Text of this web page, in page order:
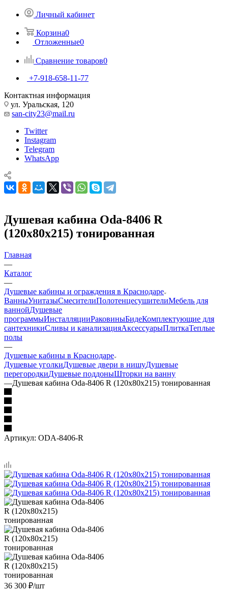
Личный кабинет
Корзина0
Отложенные0
Сравнение товаров0
+7-918-658-11-77
Контактная информация
ул. Уральская, 120
san-city23@mail.ru
Twitter
Instagram
Telegram
WhatsApp
Душевая кабина Oda-8406 R
(120х80х215) тонированная
Главная
—
Каталог
—
Душевые кабины и ограждения в Краснодаре
ВанныУнитазыСмесителиПолотенцесушителиМебель для
ваннойДушевые
программыИнсталляцииРаковиныБидеКомплектующие для
сантехникиСливы и канализацияАксессуарыПлиткаТеплые
полы
—
Душевые кабины в Краснодаре
Душевые уголкиДушевые двери в нишуДушевые
перегородкиДушевые поддоныШторки на ванну
—Душевая кабина Oda-8406 R (120х80х215) тонированная
Артикул: ODA-8406-R
36 300 ₽/шт